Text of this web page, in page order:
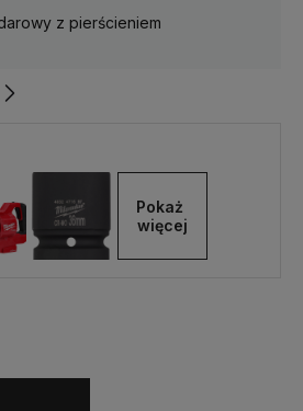
z pierścieniem
Pokaż
więcej